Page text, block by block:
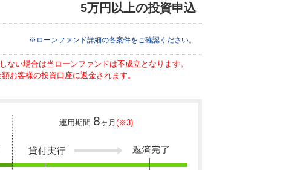
5万円以上の投資申込
※ローンファンド詳細の各案件をご確認ください。
い場合は当ローンファンドは不成立となります。
お客様の投資口座に返金されます。
運用期間 8ヶ月 (※3)